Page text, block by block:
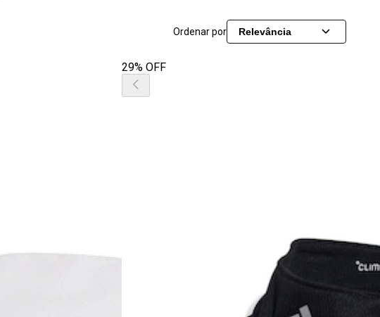
Ordenar por Relevância
29% OFF